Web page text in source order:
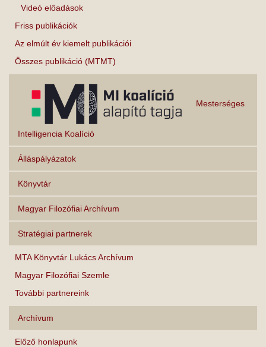
Videó előadások
Friss publikációk
Az elmúlt év kiemelt publikációi
Összes publikáció (MTMT)
Mesterséges
Intelligencia Koalíció
Álláspályázatok
Könyvtár
Magyar Filozófiai Archívum
Stratégiai partnerek
MTA Könyvtár Lukács Archívum
Magyar Filozófiai Szemle
További partnereink
Archívum
Előző honlapunk